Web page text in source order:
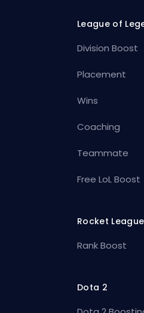
League of
Division Boost
Placement
Wins
Coaching
Teammate
Free LoL Boost
Rocket League
Rank Boost
Dota 2